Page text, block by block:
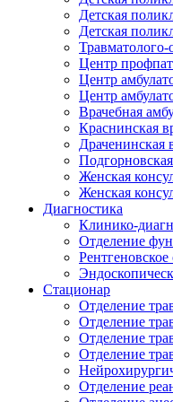
Детская
Детская
Центр
Центр
Центр
Врачебная
Краснинская
Драченинская
Женская
Женская
Диагностика
Клинико-
Отделение
Рентгеновское
Стационар
Отделение
Отделение
Отделение
Отделение
Отделение